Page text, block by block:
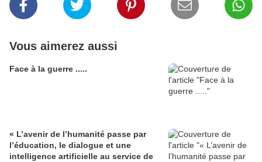
Vous aimerez aussi
Face à la guerre .....
« L’avenir de l’humanité passe par
l’éducation, le dialogue et une
intelligence artificielle au service de